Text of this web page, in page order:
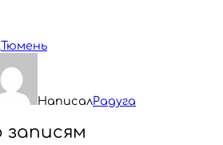
Тюмень
НаписалРадуга
записям